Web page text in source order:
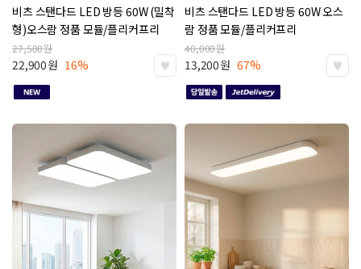
비츠 스탠다드 LED 방등 60W (밀착
형)오스람 정품 모듈/플리커프리
27,500원
22,900원 16%
비츠 스탠다드 LED 방등 60W오스
람 정품 모듈/플리커프리
40,000원
13,200원 67%